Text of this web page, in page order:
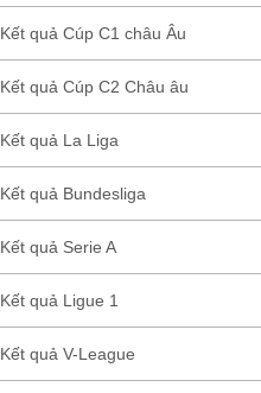
Kết quả Cúp C1 châu Âu
Kết quả Cúp C2 Châu âu
Kết quả La Liga
Kết quả Bundesliga
Kết quả Serie A
Kết quả Ligue 1
Kết quả V-League